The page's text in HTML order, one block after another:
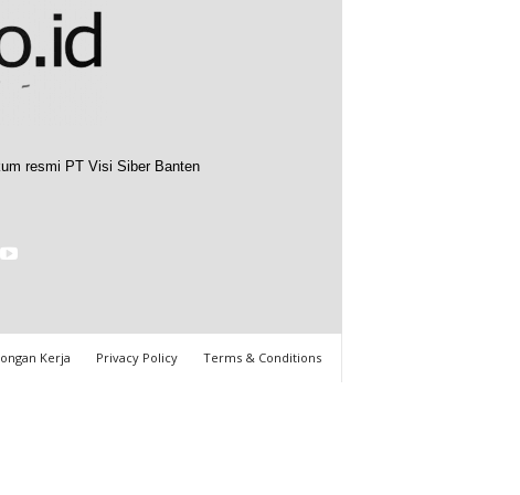
resmi PT Visi Siber Banten
Kerja Privacy Policy Terms & Conditions